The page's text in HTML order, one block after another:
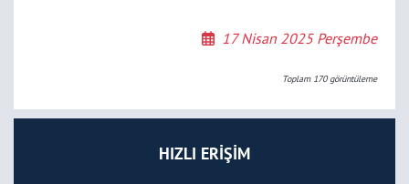
HIZLI ERİŞİM
17 Nisan 2025 Perşembe
Toplam 170görüntüleme